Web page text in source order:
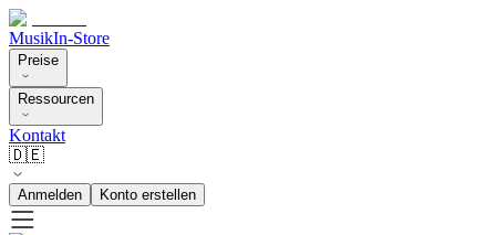
MusikIn-Store
Preise
Ressourcen
Kontakt
🇩🇪
Anmelden Konto erstellen